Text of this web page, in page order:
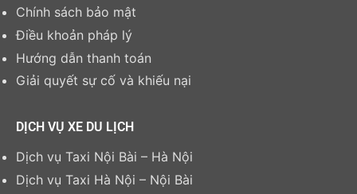
Chính sách bảo mật
Điều khoản pháp lý
Hướng dẫn thanh toán
Giải quyết sự cố và khiếu nại
DỊCH VỤ XE DU LỊCH
Dịch vụ Taxi Nội Bài – Hà Nội
Dịch vụ Taxi Hà Nội – Nội Bài